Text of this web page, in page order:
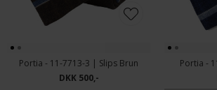
Portia - 11-7713-3 | Slips Brun
DKK 500,-
Portia -